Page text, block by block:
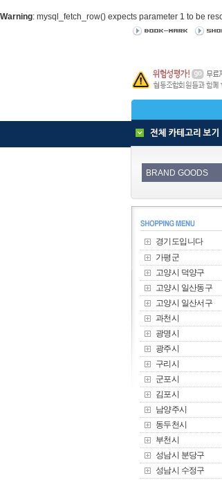
Warning: mysql_fetch_row() expects parameter 1 to be
경기도입니다
가평군
고양시 덕양구
고양시 일산동구
고양시 일산서구
과천시
광명시
광주시
구리시
군포시
김포시
남양주시
동두천시
부천시
성남시 분당구
성남시 수정구